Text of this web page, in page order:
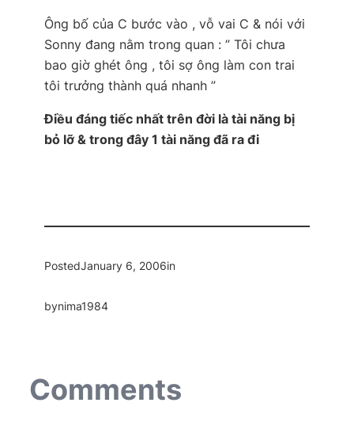
Ông bố của C bước vào , vỗ vai C & nói với
Sonny đang nằm trong quan : ” Tôi chưa
bao giờ ghét ông , tôi sợ ông làm con trai
tôi trưởng thành quá nhanh ”
Điều đáng tiếc nhất trên đời là tài năng bị
bỏ lỡ & trong đây 1 tài năng đã ra đi
PostedJanuary 6, 2006in
bynima1984
Comments